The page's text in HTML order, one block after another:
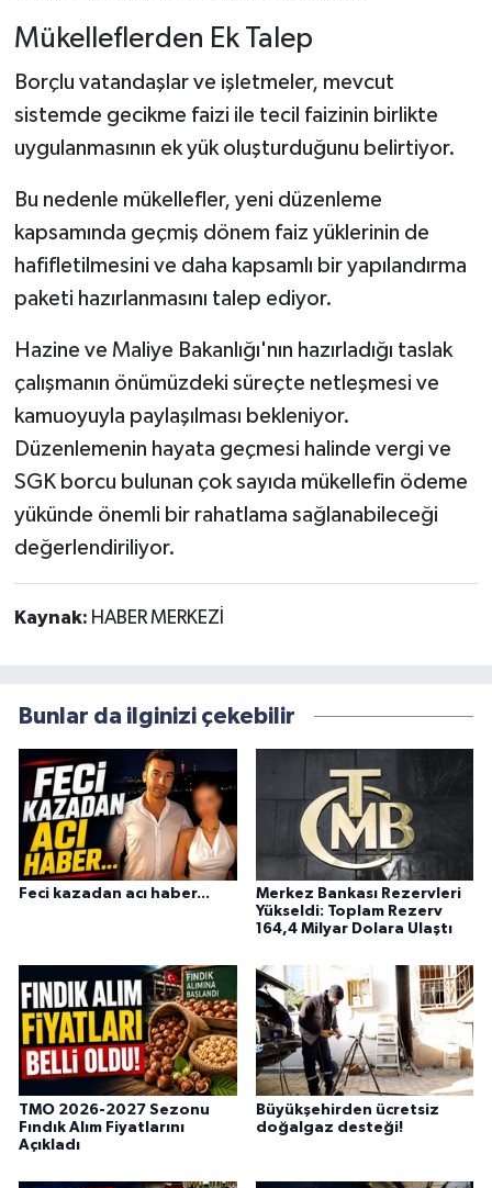
Mükelleflerden Ek Talep
Borçlu vatandaşlar ve işletmeler, mevcut
sistemde gecikme faizi ile tecil faizinin birlikte
uygulanmasının ek yük oluşturduğunu belirtiyor.
Bu nedenle mükellefler, yeni düzenleme
kapsamında geçmiş dönem faiz yüklerinin de
hafifletilmesini ve daha kapsamlı bir yapılandırma
paketi hazırlanmasını talep ediyor.
Hazine ve Maliye Bakanlığı'nın hazırladığı taslak
çalışmanın önümüzdeki süreçte netleşmesi ve
kamuoyuyla paylaşılması bekleniyor.
Düzenlemenin hayata geçmesi halinde vergi ve
SGK borcu bulunan çok sayıda mükellefin ödeme
yükünde önemli bir rahatlama sağlanabileceği
değerlendiriliyor.
Kaynak: HABER MERKEZİ
Bunlar da ilginizi çekebilir
Feci kazadan acı haber...
Merkez Bankası Rezervleri
Yükseldi: Toplam Rezerv
164,4 Milyar Dolara Ulaştı
TMO 2026-2027 Sezonu
Fındık Alım Fiyatlarını
Açıkladı
Büyükşehirden ücretsiz
doğalgaz desteği!